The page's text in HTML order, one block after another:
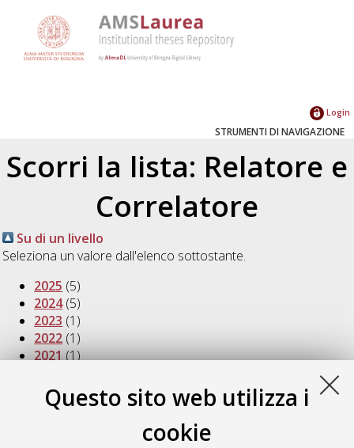
Questo sito web utilizza i
cookie
Login
STRUMENTI DI NAVIGAZIONE
Scorri la lista: Relatore e
Correlatore
Su di un livello
Seleziona un valore dall'elenco sottostante.
2025 (5)
2024(5)
2023 (1)
2022 (1)
2021(1)
2019(8)
2018(3)